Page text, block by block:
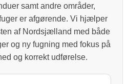
samt andre områder,
er afgørende. Vi hjælper
af Nordsjælland med både
og ny fugning med fokus på
og korrekt udførelse.